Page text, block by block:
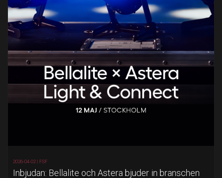
2026-04-02 | FSF
Inbjudan: Bellalite och Astera bjuder in branschen